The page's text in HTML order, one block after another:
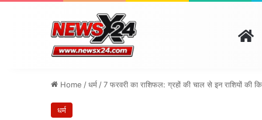
August 8, 2026 | 7:28 am
Home /धर्म /7 फरवरी का राशिफल: ग्रहों की चाल से इन राशियों
धर्म